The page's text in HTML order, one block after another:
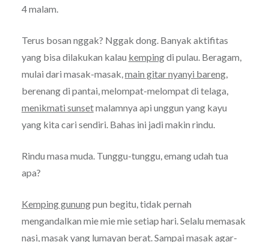
4 malam.
Terus bosan nggak? Nggak dong. Banyak aktifitas
yang bisa dilakukan kalau kempingdi pulau. Beragam,
mulai dari masak-masak,main gitar nyanyi bareng,
berenang di pantai, melompat-melompat di telaga,
menikmati sunsetmalamnya api unggun yang kayu
yang kita cari sendiri. Bahas ini jadi makin rindu.
Rindu masa muda. Tunggu-tunggu, emang udah tua
apa?
Kemping gunungpun begitu, tidak pernah
mengandalkan mie mie mie setiap hari. Selalu memasak
nasi, masak yang lumayan berat. Sampai masak agar-